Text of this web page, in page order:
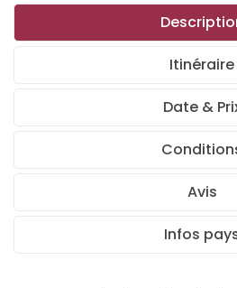
Itinéraire
Date &
Avis
Infos